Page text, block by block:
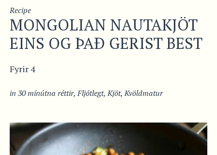
Recipe
MONGOLIAN NAUTAKJÖT
EINS OG ÞAÐ GERIST BEST
Fyrir 4
in 30 mínútna réttir,Fljótlegt,Kjöt,Kvöldmatur